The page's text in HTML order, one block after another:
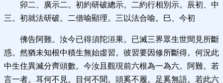
卯二、廣示二。初約研破總示。二約行相別示。辰初、中
三。初就法研破。二借喻顯理。三以法合喻。巳、今初
佛告阿難。汝今已得須陀洹果。已滅三界眾生世間見所斷
惑。然猶未知根中積生無始虛習。彼習要因修所斷得。何況此
中生住異滅分齊頭數。今汝且觀現前六根為一為六。阿難。若
言一者。耳何不見。目何不聞。頭奚不履。足奚無語。若此六